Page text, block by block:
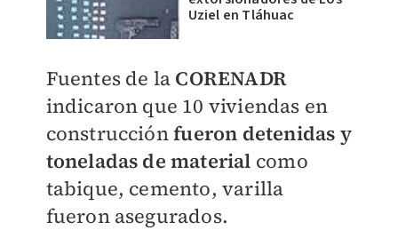
Uziel en Tláhuac
Fuentes de la CORENADR
indicaron que 10 viviendas en
construcciónfueron detenidas y
toneladas de material como
tabique, cemento, varilla
fueron asegurados.